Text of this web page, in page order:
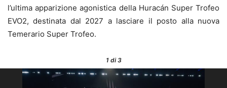
l’ultima apparizione agonistica della Huracán Super Trofeo
EVO2, destinata dal 2027 a lasciare il posto alla nuova
Temerario Super Trofeo.
1di 3